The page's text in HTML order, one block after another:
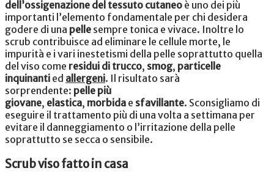
dell’ossigenazione del tessuto cutaneo è uno dei più
importanti l’elemento fondamentale per chi desidera
godere di una pelle sempre tonica e vivace. Inoltre lo
scrub contribuisce ad eliminare le cellule morte, le
impurità e i vari inestetismi della pelle soprattutto quella
del viso come residui di trucco, smog, particelle
inquinanti ed allergeni. Il risultato sarà
sorprendente: pelle più
giovane, elastica, morbida e sfavillante. Sconsigliamo di
eseguire il trattamento più di una volta a settimana per
evitare il danneggiamento o l’irritazione della pelle
soprattutto se secca o sensibile.
Scrub viso fatto in casa